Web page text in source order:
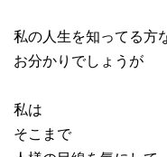
私の人生を知ってる方
お分かりでしょうが
私は
そこまで